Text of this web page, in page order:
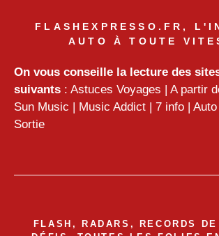
FLASHEXPRESSO.FR,
AUTO À TOUTE
On vous conseille la lecture des
suivants : Astuces Voyages | A partir
Sun Music | Music Addict | 7 info |
Sortie
FLASH, RADARS, RECORDS